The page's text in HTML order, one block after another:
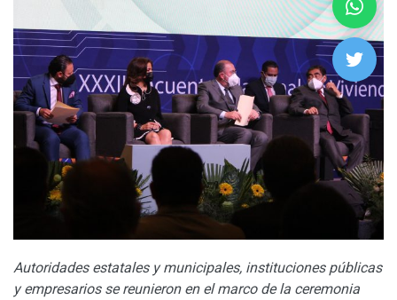
Autoridades estatales y municipales, instituciones públicas
y empresarios se reunieron en el marco de la ceremonia